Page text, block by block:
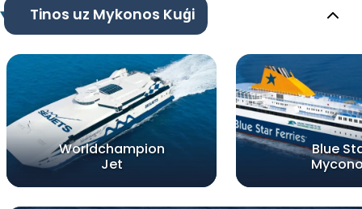
Tinos uz Mykonos Kuģi
Worldchampion
Jet
Blue